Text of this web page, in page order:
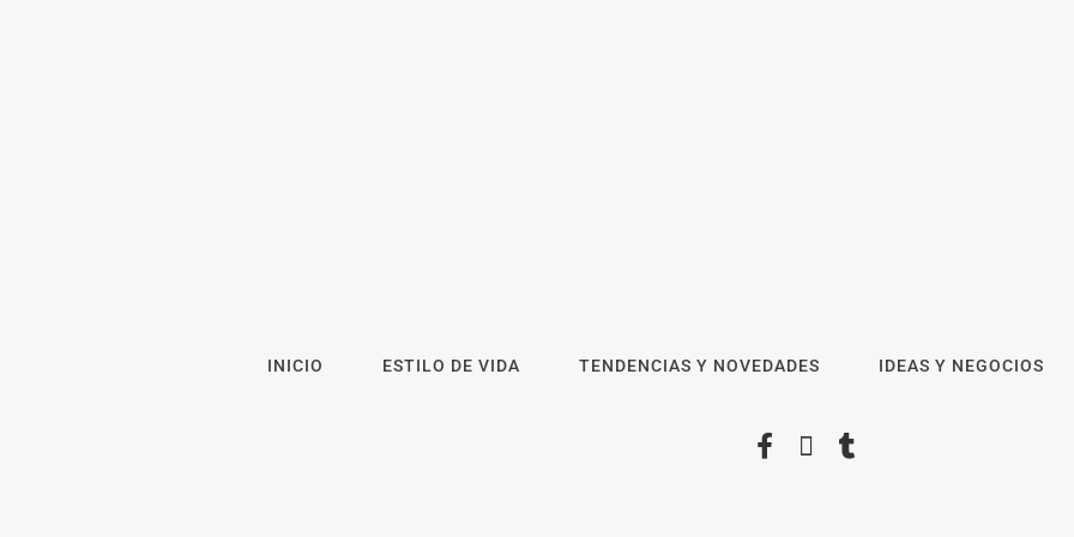
Solutions: correas acanaladas
INICIO ESTILO DE VIDA TENDENCIAS Y NOVEDADES IDEAS Y NEGOCIOS